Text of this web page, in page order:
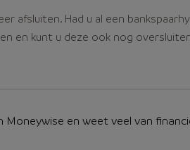
afsluiten. Had u al een
en kunt u deze ook nog
en weet veel van